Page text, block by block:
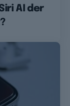
AI der